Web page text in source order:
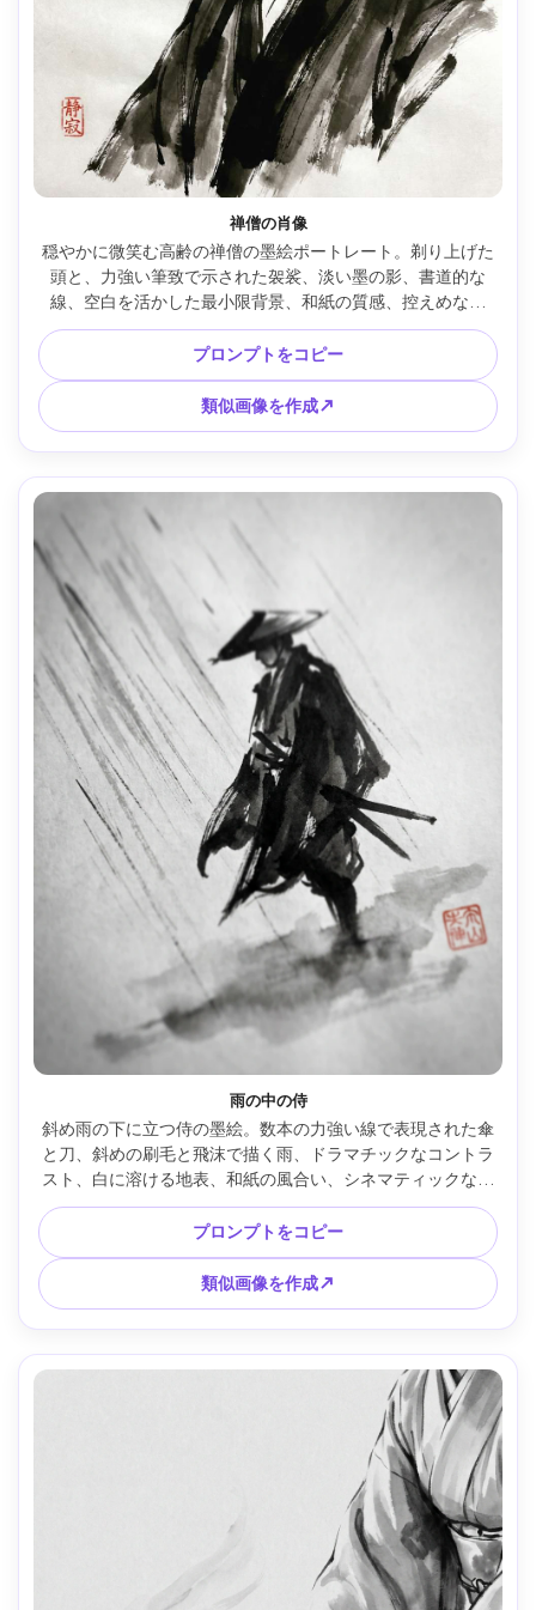
禅僧の肖像
穏やかに微笑む高齢の禅僧の墨絵ポートレート。剃り上げた
頭と、力強い筆致で示された袈裟、淡い墨の影、書道的な
線、空白を活かした最小限背景、和紙の質感、控えめな赤
印、時を超えたような静けさ、85mmレンズ、浅い被写界深
度、柔らかなシネマ調 --ar 4:5
プロンプトをコピー
類似画像を作成↗
雨の中の侍
斜め雨の下に立つ侍の墨絵。数本の力強い線で表現された傘
と刀、斜めの刷毛と飛沫で描く雨、ドラマチックなコントラ
スト、白に溶ける地表、和紙の風合い、シネマティックなミ
ニマリズム、赤い印、85mmレンズ、浅い被写界深度 --ar
4:5
プロンプトをコピー
類似画像を作成↗